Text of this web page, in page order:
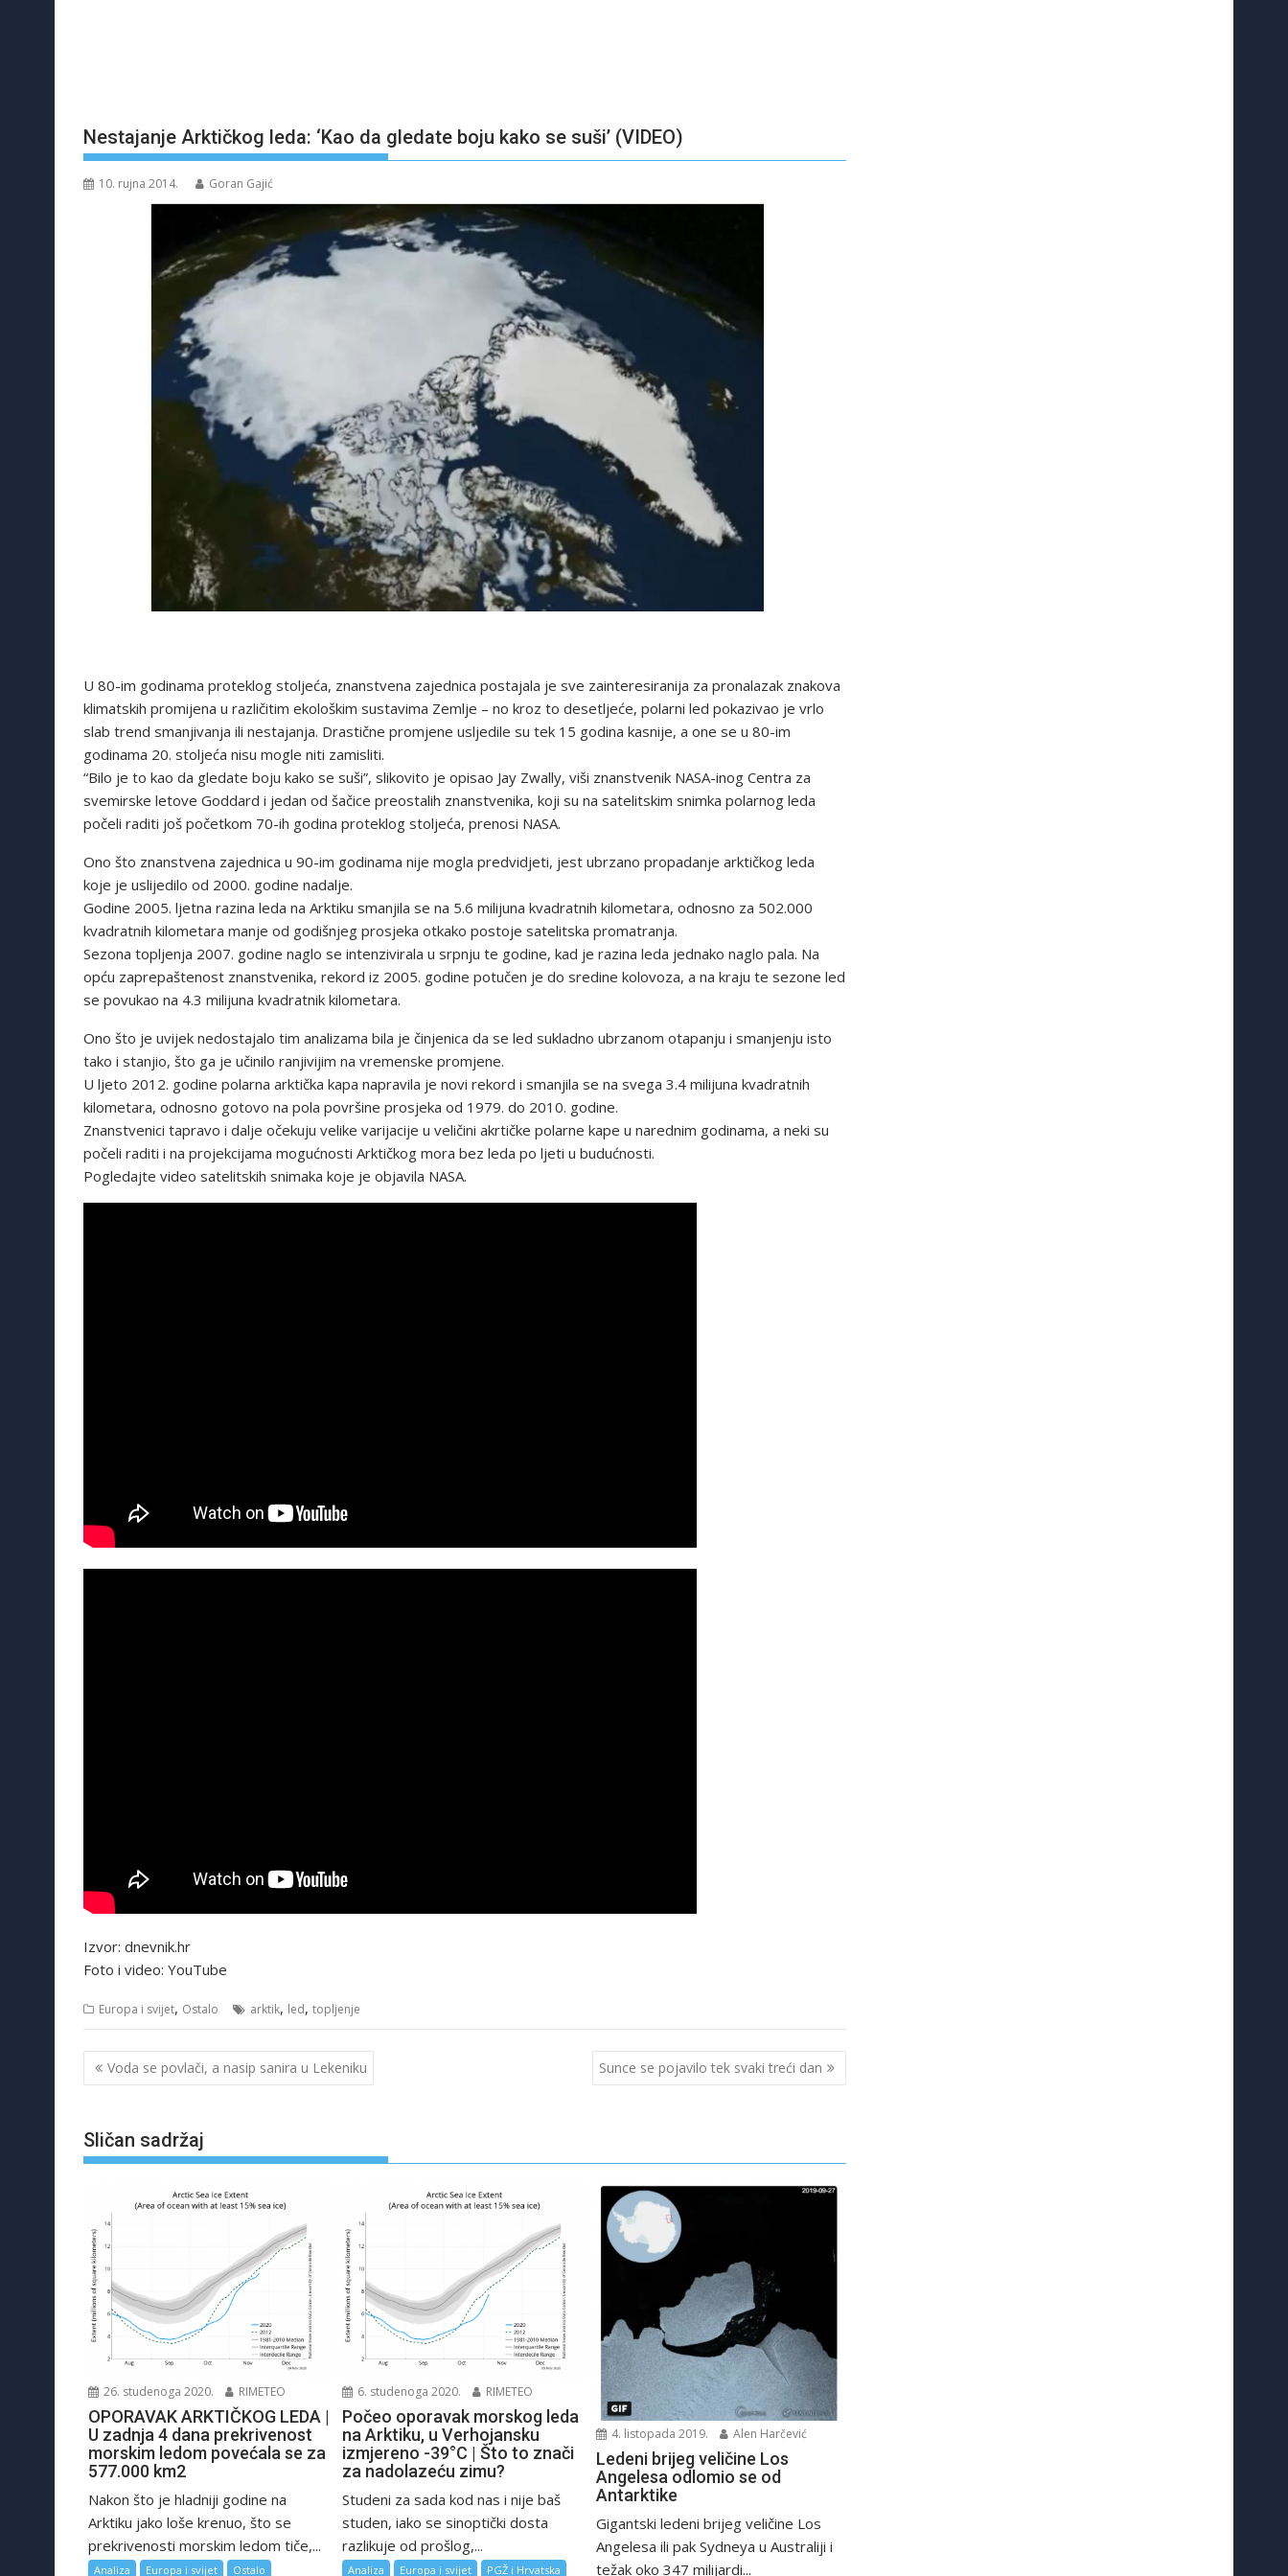
Nestajanje Arktičkog leda: ‘Kao da gledate boju kako se suši’ (VIDEO)
10. rujna 2014. Goran Gajić
U 80-im godinama proteklog stoljeća, znanstvena zajednica postajala je sve zainteresiranija za pronalazak znakova
klimatskih promijena u različitim ekološkim sustavima Zemlje – no kroz to desetljeće, polarni led pokazivao je vrlo
slab trend smanjivanja ili nestajanja. Drastične promjene usljedile su tek 15 godina kasnije, a one se u 80-im
godinama 20. stoljeća nisu mogle niti zamisliti.
“Bilo je to kao da gledate boju kako se suši”, slikovito je opisao Jay Zwally, viši znanstvenik NASA-inog Centra za
svemirske letove Goddard i jedan od šačice preostalih znanstvenika, koji su na satelitskim snimka polarnog leda
počeli raditi još početkom 70-ih godina proteklog stoljeća, prenosi NASA.
Ono što znanstvena zajednica u 90-im godinama nije mogla predvidjeti, jest ubrzano propadanje arktičkog leda
koje je uslijedilo od 2000. godine nadalje.
Godine 2005. ljetna razina leda na Arktiku smanjila se na 5.6 milijuna kvadratnih kilometara, odnosno za 502.000
kvadratnih kilometara manje od godišnjeg prosjeka otkako postoje satelitska promatranja.
Sezona topljenja 2007. godine naglo se intenzivirala u srpnju te godine, kad je razina leda jednako naglo pala. Na
opću zaprepaštenost znanstvenika, rekord iz 2005. godine potučen je do sredine kolovoza, a na kraju te sezone led
se povukao na 4.3 milijuna kvadratnik kilometara.
Ono što je uvijek nedostajalo tim analizama bila je činjenica da se led sukladno ubrzanom otapanju i smanjenju isto
tako i stanjio, što ga je učinilo ranjivijim na vremenske promjene.
U ljeto 2012. godine polarna arktička kapa napravila je novi rekord i smanjila se na svega 3.4 milijuna kvadratnih
kilometara, odnosno gotovo na pola površine prosjeka od 1979. do 2010. godine.
Znanstvenici tapravo i dalje očekuju velike varijacije u veličini akrtičke polarne kape u narednim godinama, a neki su
počeli raditi i na projekcijama mogućnosti Arktičkog mora bez leda po ljeti u budućnosti.
Pogledajte video satelitskih snimaka koje je objavila NASA.
Izvor: dnevnik.hr
Foto i video: YouTube
Europa i svijet, Ostalo arktik, led, topljenje
Navigacija
objava
Voda se povlači, a nasip sanira u Lekeniku Sunce se pojavilo tek svaki treći dan
Sličan sadržaj
26. studenoga 2020. RIMETEO
OPORAVAK ARKTIČKOG LEDA |
U zadnja 4 dana prekrivenost
morskim ledom povećala se za
577.000 km2
Nakon što je hladniji godine na
Arktiku jako loše krenuo, što se
prekrivenosti morskim ledom tiče,...
Analiza Europa i svijet Ostalo
6. studenoga 2020. RIMETEO
Počeo oporavak morskog leda
na Arktiku, u Verhojansku
izmjereno -39°C | Što to znači
za nadolazeću zimu?
Studeni za sada kod nas i nije baš
studen, iako se sinoptički dosta
razlikuje od prošlog,...
Analiza Europa i svijet PGŽ i Hrvatska
4. listopada 2019. Alen Harčević
Ledeni brijeg veličine Los
Angelesa odlomio se od
Antarktike
Gigantski ledeni brijeg veličine Los
Angelesa ili pak Sydneya u Australiji i
težak oko 347 milijardi...